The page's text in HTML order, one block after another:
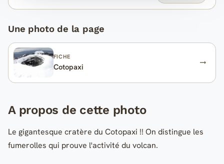
Une photo de la page
FICHE
Cotopaxi
A propos de cette photo
Le gigantesque cratère du Cotopaxi !! On distingue les
fumerolles qui prouve l'activité du volcan.